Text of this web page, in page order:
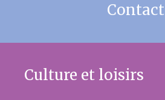
Contact
Culture et loisirs